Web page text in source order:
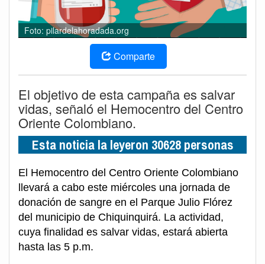
Foto: pilardelahoradada.org
Comparte
El objetivo de esta campaña es salvar
vidas, señaló el Hemocentro del Centro
Oriente Colombiano.
Esta noticia la leyeron 30628 personas
El Hemocentro del Centro Oriente Colombiano
llevará a cabo este miércoles una jornada de
donación de sangre en el Parque Julio Flórez
del municipio de Chiquinquirá. La actividad,
cuya finalidad es salvar vidas, estará abierta
hasta las 5 p.m.